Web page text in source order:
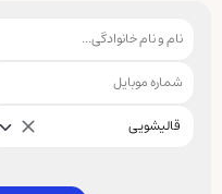
قالیشویی